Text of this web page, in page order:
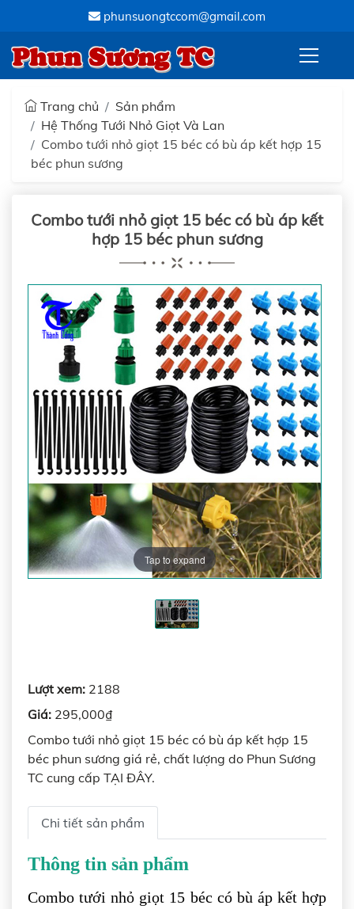
phunsuongtccom@gmail.com
Phun Sương TC
Trang chủ
Sản phẩm
Hệ Thống Tưới Nhỏ Giọt Và Lan
Combo tưới nhỏ giọt 15 béc có bù áp kết hợp 15
béc phun sương
Combo tưới nhỏ giọt 15 béc có bù áp kết
hợp 15 béc phun sương
Tap to expand
Lượt xem: 2188
Giá: 295,000₫
Combo tưới nhỏ giọt 15 béc có bù áp kết hợp 15
béc phun sương giá rẻ, chất lượng do Phun Sương
TC cung cấp TẠI ĐÂY.
Chi tiết sản phẩm
Thông tin sản phẩm
Combo tưới nhỏ giọt 15 béc có bù áp kết hợp